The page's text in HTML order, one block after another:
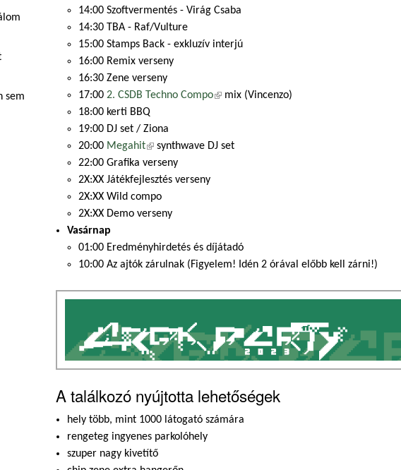
14:00 Szoftvermentés - Virág Csaba
14:30 TBA - Raf/Vulture
15:00 Stamps Back - exkluzív interjú
16:00 Remix verseny
16:30 Zene verseny
17:00 2. CSDB Techno Compo(külső hivatkozás)
mix (Vincenzo)
18:00 kerti BBQ
19:00 DJ set / Ziona
20:00 Megahit(külső hivatkozás)
synthwave DJ set
22:00 Grafika verseny
2X:XX Játékfejlesztés verseny
2X:XX Wild compo
2X:XX Demo verseny
Vasárnap
01:00 Eredményhirdetés és díjátadó
10:00 Az ajtók zárulnak (Figyelem! Idén 2 órával előbb kell zárni!)
A találkozó nyújtotta lehetőségek
hely több, mint 1000 látogató számára
rengeteg ingyenes parkolóhely
szuper nagy kivetítő
sem